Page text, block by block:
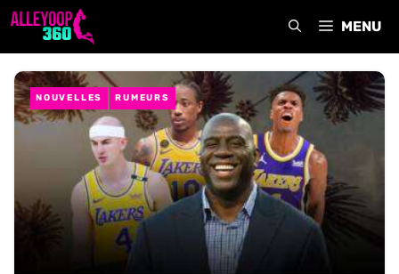
Aller
MENU
NOUVELLES RUMEURS